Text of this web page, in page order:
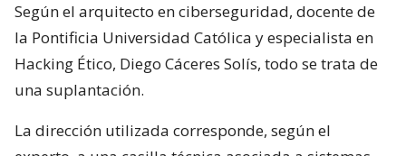
Según el arquitecto en ciberseguridad, docente de
la Pontificia Universidad Católica y especialista en
Hacking Ético, Diego Cáceres Solís, todo se trata de
una suplantación.
La dirección utilizada corresponde, según el